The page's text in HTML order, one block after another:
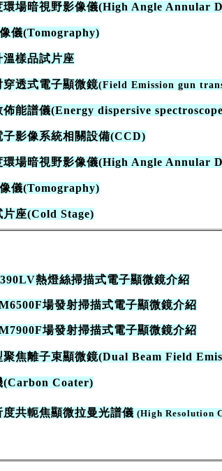
環場暗視野影像儀(High Angle Annular
儀(Tomography)
溫樣品試片座
穿透式電子顯微鏡(Field Emission gun
佈能譜儀(Energy dispersive
子影像系統相關設備(CCD)
環場暗視野影像儀(High Angle Annular
儀(Tomography)
片座(Cold Stage)
熱燈絲掃描式電子顯微鏡介紹
場發射掃描式電子顯微鏡介紹
場發射掃描式電子顯微鏡介紹
聚焦離子束顯微鏡(Dual Beam Field
(Carbon Coater)
度共軛焦顯微拉曼光譜儀 (High Resolution